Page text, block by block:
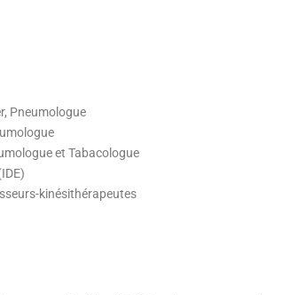
Pneumologue
et Tabacologue
kinésithérapeutes